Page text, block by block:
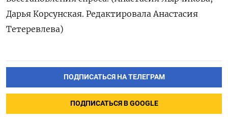
Дарья Корсунская. Редактировала Анастасия
Тетеревлева)
ПОДПИСАТЬСЯ НА ТЕЛЕГРАМ
ПОДПИСАТЬСЯ В GOOGLE